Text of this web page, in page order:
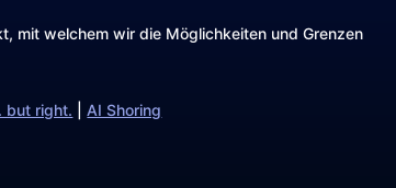
mit welchem wir die Möglichkeiten und Grenzen
but right. |AI Shoring